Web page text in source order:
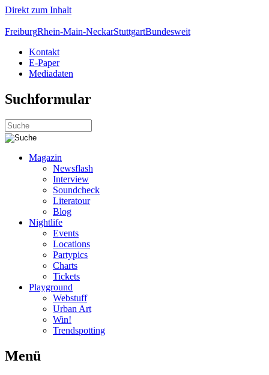
Direkt zum Inhalt
FreiburgRhein-Main-NeckarStuttgartBundesweit
Kontakt
E-Paper
Mediadaten
Suchformular
Magazin
Newsflash
Interview
Soundcheck
Literatour
Blog
Nightlife
Events
Locations
Partypics
Charts
Tickets
Playground
Webstuff
Urban Art
Win!
Trendspotting
Menü